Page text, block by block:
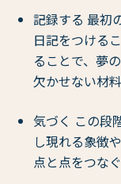
記録する 最初
日記をつける
ることで、夢
欠かせない材
気づく この段
し現れる象徴
点と点をつな